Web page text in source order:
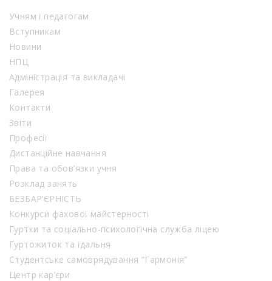
Учням і педагогам
Вступникам
Новини
НПЦ
Адміністрація та викладачі
Галерея
Контакти
Звіти
Професії
Дистанційне навчання
Права та обов’язки учня
Розклад занять
БЕЗБАР’ЄРНІСТЬ
Конкурси фахової майстерності
Гуртки та соціально-психологічна служба ліцею
Гуртожиток та їдальня
Студентське самоврядування “Гармонія”
Центр кар’єри